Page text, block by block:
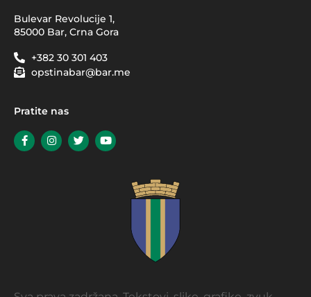
Bulevar Revolucije 1,
85000 Bar, Crna Gora
+382 30 301 403
opstinabar@bar.me
Pratite nas